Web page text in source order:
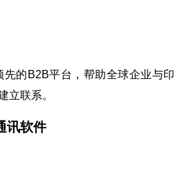
先的B2B平台，帮助全球企业与印
立联系。
讯软件